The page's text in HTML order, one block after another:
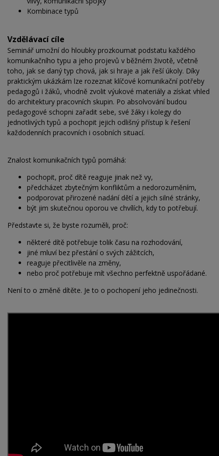
Kombinace typů
Vzdělávací cíle
Seminář umožní do hloubky prozkoumat podstatu každého
komunikačního typu a jeho projevů v běžném životě, včetně
toho, jak se daný typ chová, jak si hraje a jak řeší úkoly. Díky
praktickým ukázkám lze rozeznat klíčové komunikační potřeby
pedagogů i žáků, vhodně zvolit výukové materiály a získat vhled
do architektury pracovních skupin. Po absolvování budou
pedagogové schopni zařadit sebe, své žáky i kolegy do
jednotlivých typů a pochopit jejich odlišný přístup k řešení
každodenních pracovních i osobních situací.
Znalost komunikačních typů pomáhá:
pochopit, proč dítě reaguje jinak než vy,
předcházet zbytečným konfliktům a nedorozuměním,
podporovat přirozené nadání dětí a jejich silné stránky,
být jim skutečnou oporou ve chvílích, kdy to potřebují.
Představte si, že byste rozuměli, proč:
některé dítě potřebuje tolik času na rozhodování,
jiné mluví bez přestání o svých zážitcích,
reaguje přecitlivěle na změny,
nebo proč potřebuje mít všechno perfektně uspořádané.
Není to o změně dítěte. Je to o pochopení jeho jedinečnosti.